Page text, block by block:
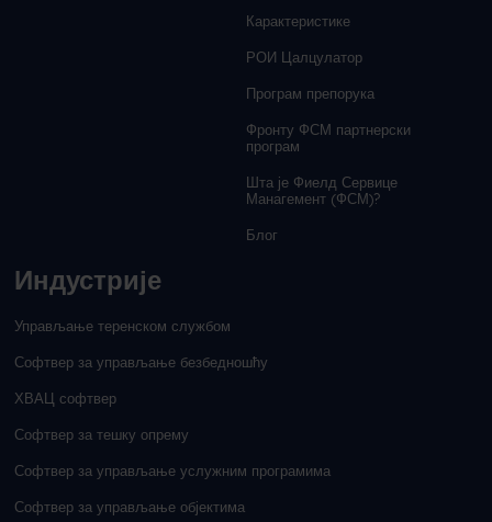
Карактеристике
РОИ Цалцулатор
Програм препорука
Фронту ФСМ партнерски
програм
Шта је Фиелд Сервице
Манагемент (ФСМ)?
Блог
Индустрије
Управљање теренском службом
Софтвер за управљање безбедношћу
ХВАЦ софтвер
Софтвер за тешку опрему
Софтвер за управљање услужним програмима
Софтвер за управљање објектима